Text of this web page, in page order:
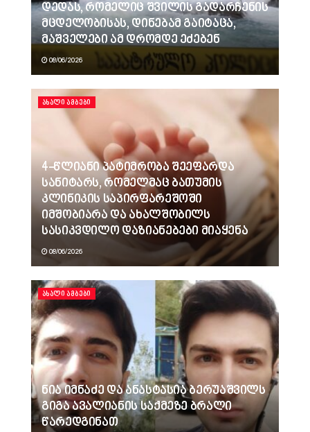
დედას, რომელიც შვილის გადარჩენის
მცდელობისას, დინებამ გაიტაცა,
მაშველები ამ დრომდე ეძებენ
08/06/2026
ᲐᲮᲐᲚᲘ ᲐᲛᲑᲔᲑᲘ
4-წლიანი პატიმრობა შეეფარდა
სანიტარს, რომელმაც ბათუმის
კლინიკის საპირფარეშოში
იმშობიარა და ახალშობილს
სასიკვდილო დაზიანებები მიაყენა
08/06/2026
ᲐᲮᲐᲚᲘ ᲐᲛᲑᲔᲑᲘ
ნია იმნაძე და ანასტასია ბერუაშვილს
გიგა ავალიანის საქმეზე ბრალი
წარედგინათ